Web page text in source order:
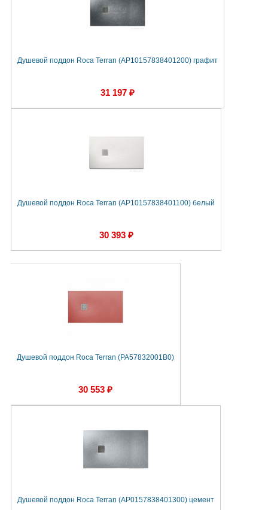
Душевой поддон Roca Terran (AP10157838401200) графит
31 197 ₽
Душевой поддон Roca Terran (AP10157838401100) белый
30 393 ₽
Душевой поддон Roca Terran (PA57832001B0)
30 553 ₽
Душевой поддон Roca Terran (AP0157838401300) цемент